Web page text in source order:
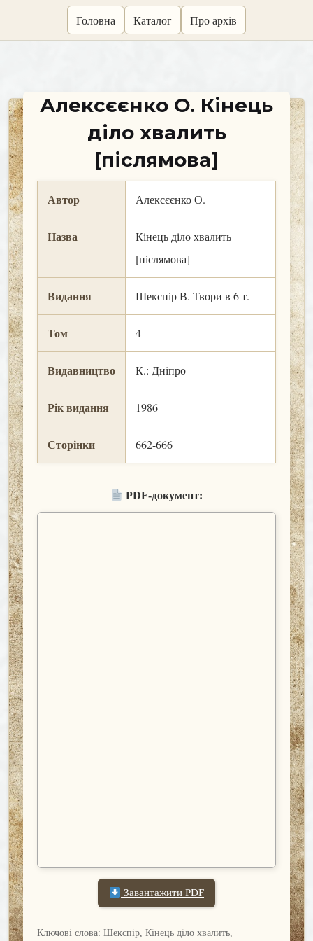
Головна Каталог Про архів
Алексєєнко О. Кінець
діло хвалить
[післямова]
Автор Алексєєнко О.
Назва
Кінець діло хвалить
[післямова]
Видання Шекспір В. Твори в 6 т.
Том 4
Видавництво К.: Дніпро
Рік видання 1986
Сторінки 662-666
PDF-документ:
Завантажити PDF
Ключові слова: Шекспір, Кінець діло хвалить,